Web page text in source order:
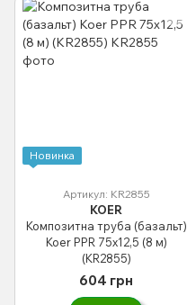
Новинка
Артикул: KR2855
KOER
Композитна труба (базальт)
Koer PPR 75x12,5 (8 м)
(KR2855)
604 грн